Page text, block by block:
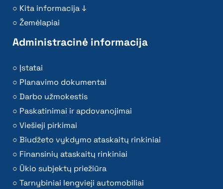
Kita informacija ↓
Žemėlapiai
Administracinė informacija
Įstatai
Planavimo dokumentai
Darbo užmokestis
Paskatinimai ir apdovanojimai
Viešieji pirkimai
Biudžeto vykdymo ataskaitų rinkiniai
Finansinių ataskaitų rinkiniai
Ūkio subjektų priežiūra
Tarnybiniai lengvieji automobiliai